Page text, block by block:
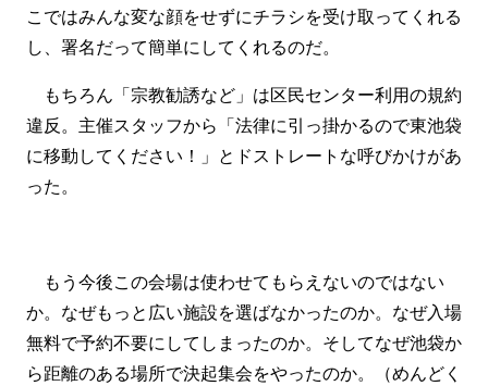
こではみんな変な顔をせずにチラシを受け取ってくれる
し、署名だって簡単にしてくれるのだ。
もちろん「宗教勧誘など」は区民センター利用の規約
違反。主催スタッフから「法律に引っ掛かるので東池袋
に移動してください！」とドストレートな呼びかけがあ
った。
もう今後この会場は使わせてもらえないのではない
か。なぜもっと広い施設を選ばなかったのか。なぜ入場
無料で予約不要にしてしまったのか。そしてなぜ池袋か
ら距離のある場所で決起集会をやったのか。（めんどく